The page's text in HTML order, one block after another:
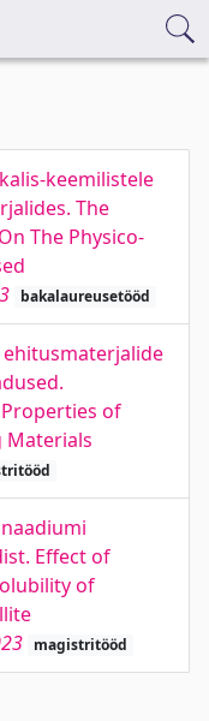
keemilistele
The
The Physico-
bakalaureusetööd
of
Materials
Effect of
of
magistritööd